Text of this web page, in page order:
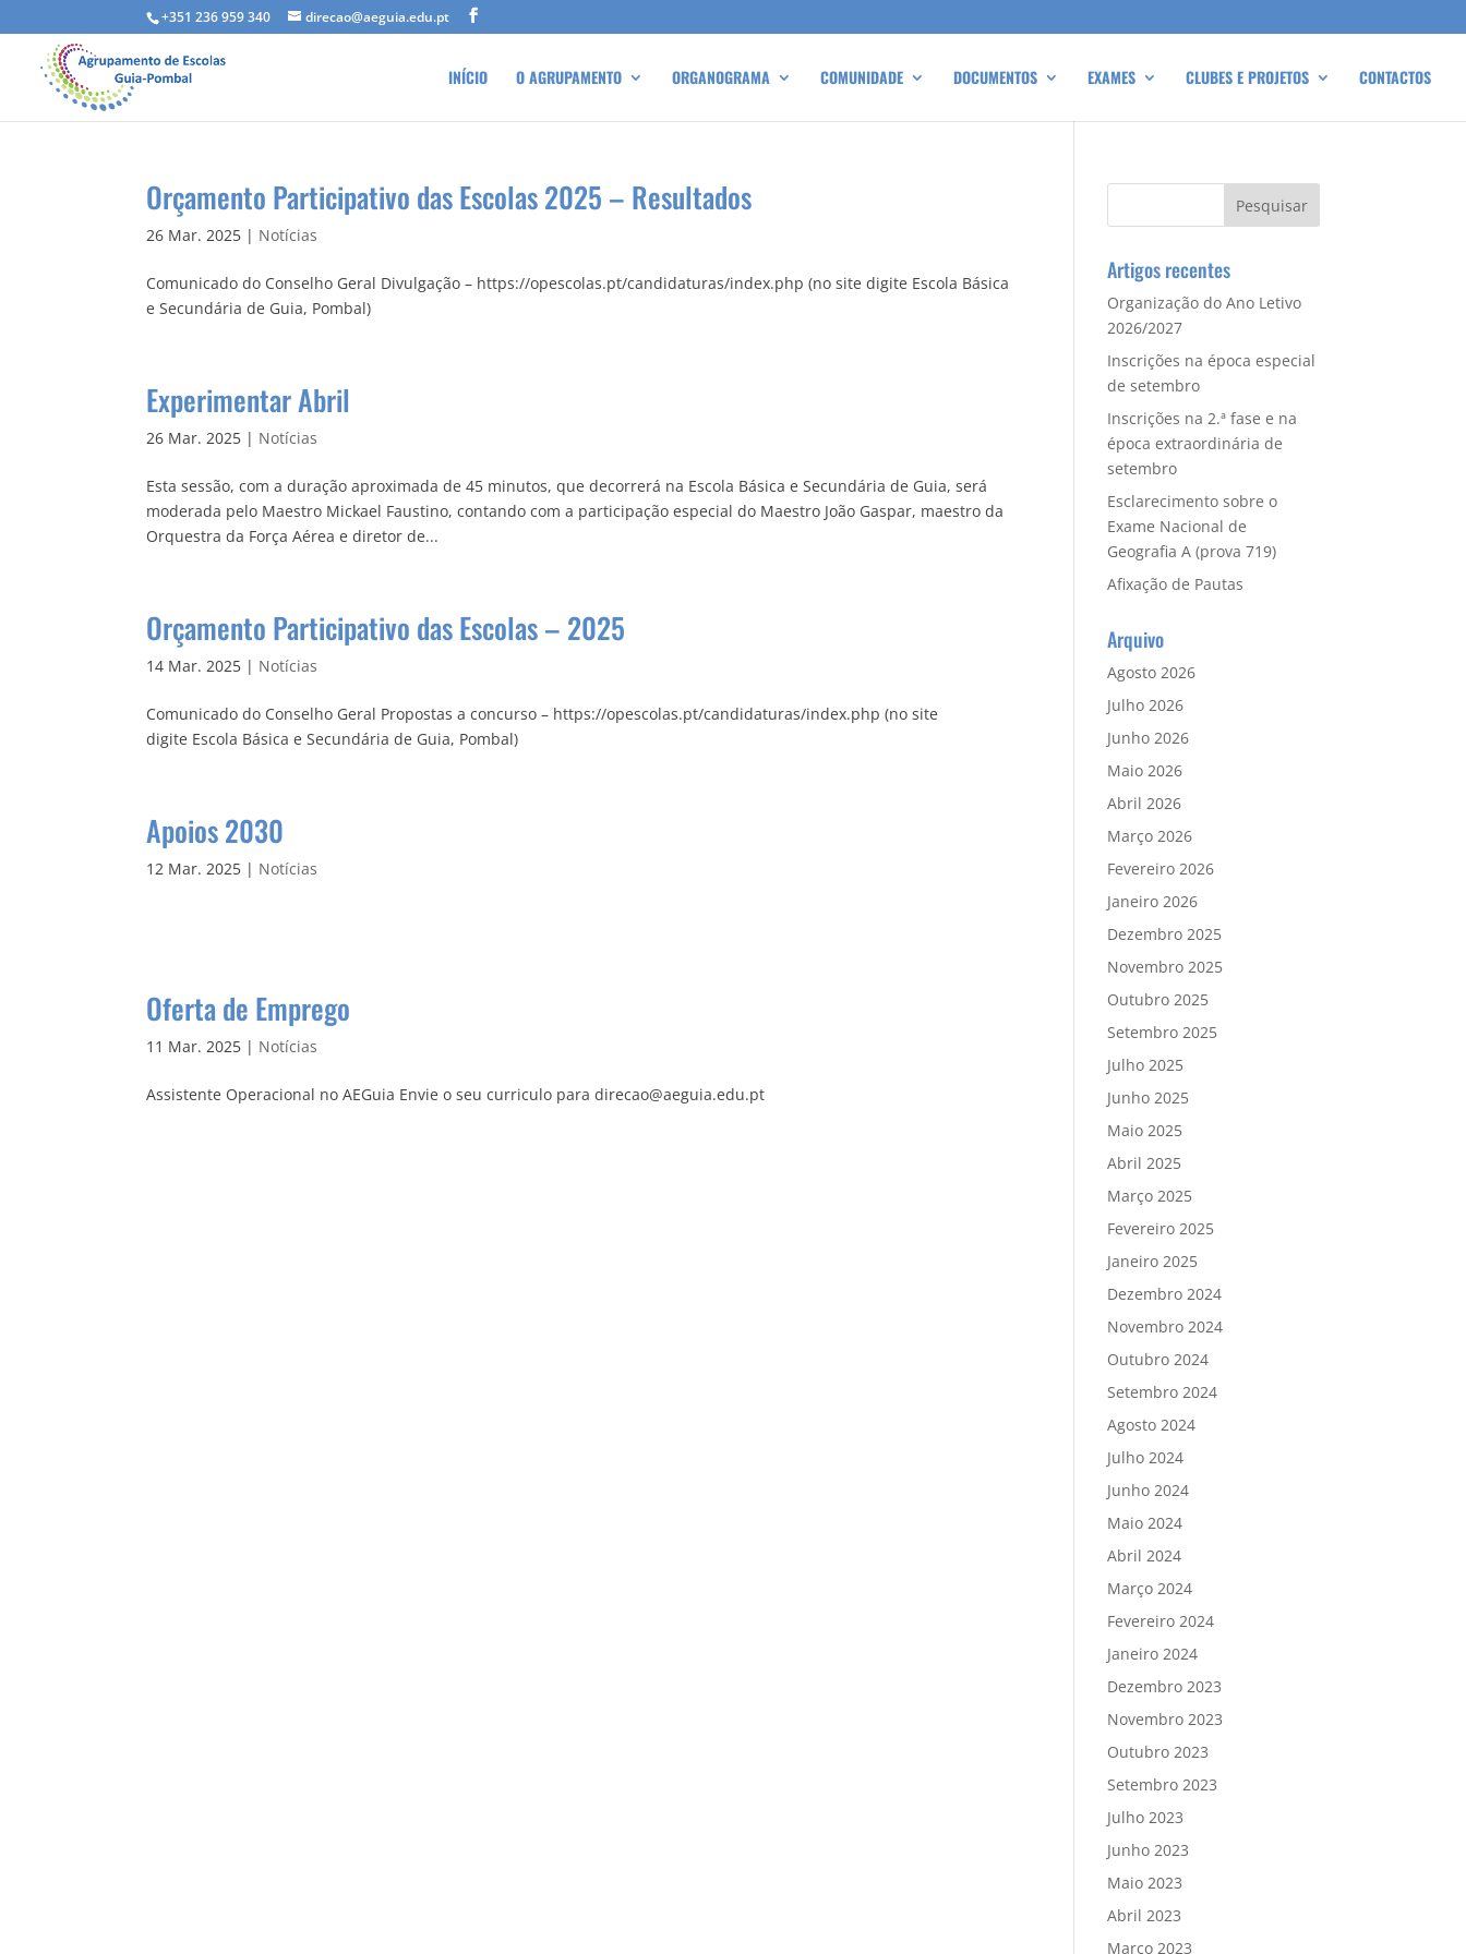
+351 236 959 340 direcao@aeguia.edu.pt
INÍCIO O AGRUPAMENTO ORGANOGRAMA COMUNIDADE DOCUMENTOS EXAMES CLUBES E PROJETOS CONTACTOS
Orçamento Participativo das Escolas 2025 – Resultados
26 Mar. 2025 | Notícias
Comunicado do Conselho Geral Divulgação – https://opescolas.pt/candidaturas/index.php (no site digite Escola Básica
e Secundária de Guia, Pombal)
Experimentar Abril
26 Mar. 2025 | Notícias
Esta sessão, com a duração aproximada de 45 minutos, que decorrerá na Escola Básica e Secundária de Guia, será
moderada pelo Maestro Mickael Faustino, contando com a participação especial do Maestro João Gaspar, maestro da
Orquestra da Força Aérea e diretor de...
Orçamento Participativo das Escolas – 2025
14 Mar. 2025 | Notícias
Comunicado do Conselho Geral Propostas a concurso – https://opescolas.pt/candidaturas/index.php (no site
digite Escola Básica e Secundária de Guia, Pombal)
Apoios 2030
12 Mar. 2025 | Notícias
Oferta de Emprego
11 Mar. 2025 | Notícias
Assistente Operacional no AEGuia Envie o seu curriculo para direcao@aeguia.edu.pt
Artigos recentes
Organização do Ano Letivo
2026/2027
Inscrições na época especial
de setembro
Inscrições na 2.ª fase e na
época extraordinária de
setembro
Esclarecimento sobre o
Exame Nacional de
Geografia A (prova 719)
Afixação de Pautas
Arquivo
Agosto 2026
Julho 2026
Junho 2026
Maio 2026
Abril 2026
Março 2026
Fevereiro 2026
Janeiro 2026
Dezembro 2025
Novembro 2025
Outubro 2025
Setembro 2025
Julho 2025
Junho 2025
Maio 2025
Abril 2025
Março 2025
Fevereiro 2025
Janeiro 2025
Dezembro 2024
Novembro 2024
Outubro 2024
Setembro 2024
Agosto 2024
Julho 2024
Junho 2024
Maio 2024
Abril 2024
Março 2024
Fevereiro 2024
Janeiro 2024
Dezembro 2023
Novembro 2023
Outubro 2023
Setembro 2023
Julho 2023
Junho 2023
Maio 2023
Abril 2023
Março 2023